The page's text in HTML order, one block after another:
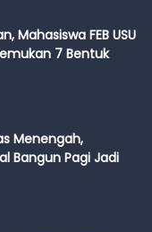
Mahasiswa FEB USU
7 Bentuk
Menengah,
Bangun Pagi Jadi